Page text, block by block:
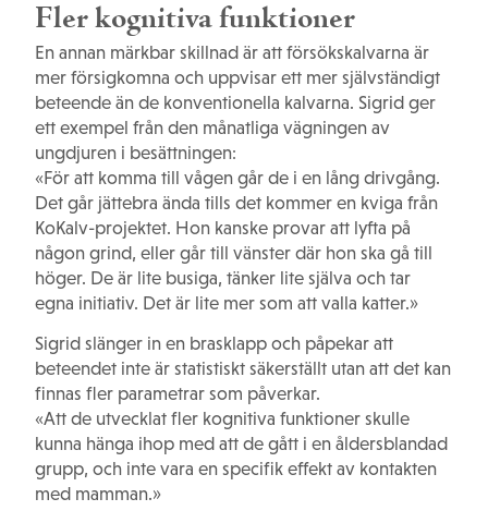
Fler kognitiva funktioner
En annan märkbar skillnad är att försökskalvarna är
mer försigkomna och uppvisar ett mer självständigt
beteende än de konventionella kalvarna. Sigrid ger
ett exempel från den månatliga vägningen av
ungdjuren i besättningen:
«För att komma till vågen går de i en lång drivgång.
Det går jättebra ända tills det kommer en kviga från
KoKalv-projektet. Hon kanske provar att lyfta på
någon grind, eller går till vänster där hon ska gå till
höger. De är lite busiga, tänker lite själva och tar
egna initiativ. Det är lite mer som att valla katter.»
Sigrid slänger in en brasklapp och påpekar att
beteendet inte är statistiskt säkerställt utan att det kan
finnas fler parametrar som påverkar.
«Att de utvecklat fler kognitiva funktioner skulle
kunna hänga ihop med att de gått i en åldersblandad
grupp, och inte vara en specifik effekt av kontakten
med mamman.»